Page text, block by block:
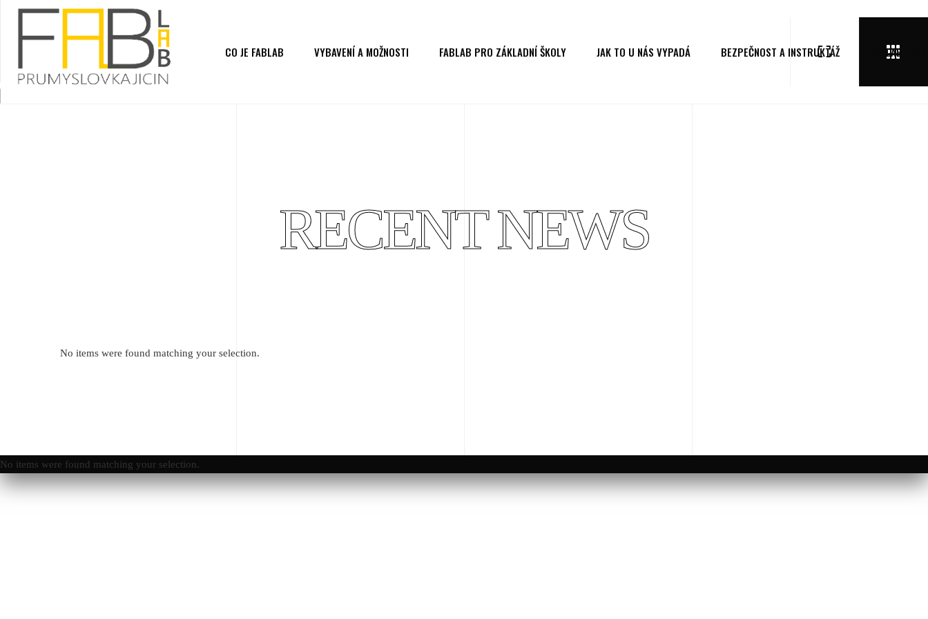
CO JE FABLAB VYBAVENÍ A MOŽNOSTI FABLAB PRO ZÁKLADNÍ ŠKOLY JAK TO U NÁS VYPADÁ BEZPEČNOST A INSTRUKTÁŽ FABLAB TEAM
RECENT NEWS
No items were found matching your selection.
No items were found matching your selection.